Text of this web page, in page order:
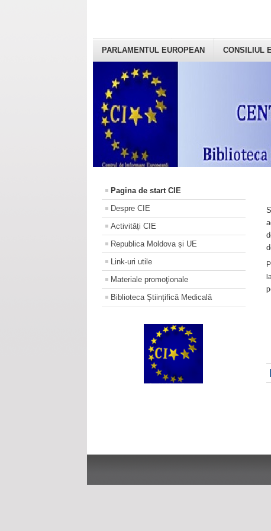
PARLAMENTUL EUROPEAN CONSILIUL
Pagina de start CIE
Despre CIE
Activități CIE
Republica Moldova și UE
Link-uri utile
Materiale promoţionale
Biblioteca Științifică Medicală